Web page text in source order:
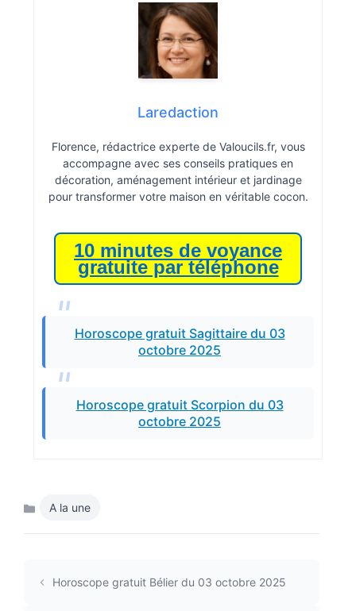
Laredaction
Florence, rédactrice experte de Valoucils.fr, vous
accompagne avec ses conseils pratiques en
décoration, aménagement intérieur et jardinage
pour transformer votre maison en véritable cocon.
10 minutes de voyance
gratuite par téléphone
Horoscope gratuit Sagittaire du 03
octobre 2025
Horoscope gratuit Scorpion du 03
octobre 2025
Catégories
A la une
Horoscope gratuit Bélier du 03 octobre 2025